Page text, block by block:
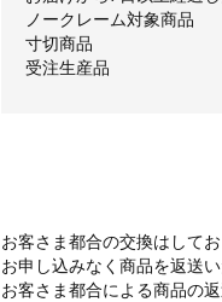
ノークレーム対象商品
寸切商品
受注生産品
お客さま都合の交換はして
お申し込みなく商品を返送
お客さま都合による商品の